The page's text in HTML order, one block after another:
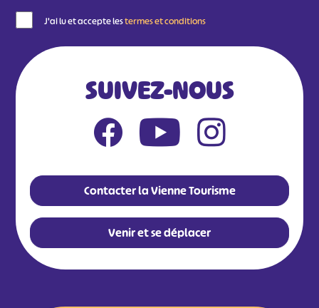
J'ai lu et accepte lestermes et conditions
SUIVEZ-NOUS
Contacter la Vienne Tourisme
Venir et se déplacer